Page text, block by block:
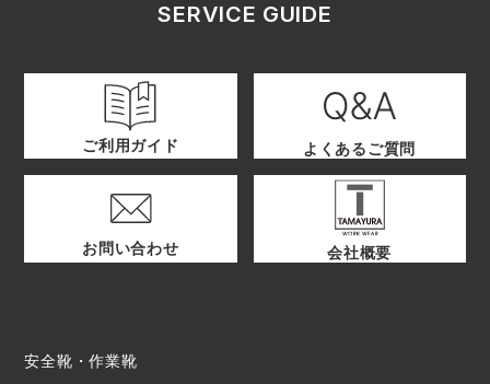
SERVICE GUIDE
ご利用ガイド よくあるご質問
お問い合わせ 会社概要
安全靴・作業靴